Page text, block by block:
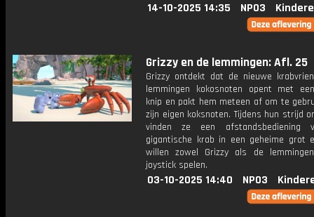
14-10-2025 14:35 NPO3
Grizzy en de lemmingen: Afl. 25
Grizzy ontdekt dat de nieuwe
lemmingen kokosnoten opent met
knip en pakt hem meteen af om te
zijn eigen koksnoten. Tijdens hun strijd
vinden ze een afstandsbediening
gigantische krab in een geheime grot
willen zowel Grizzy als de
joystick spelen.
03-10-2025 14:40 NPO3